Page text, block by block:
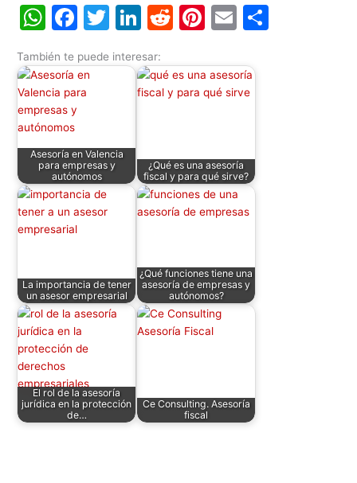
W
at
s
A
p
p
F
c
e
o
o
k
T
itt
Li
k
e
R
d
di
Pi
er
e
E
ai
l
También te puede interesar:
Asesoría en Valencia
para empresas y
autónomos
¿Qué es una asesoría
fiscal y para qué sirve?
La importancia de tener
un asesor empresarial
¿Qué funciones tiene una
asesoría de empresas y
autónomos?
El rol de la asesoría
jurídica en la protección
de…
Ce Consulting. Asesoría
fiscal